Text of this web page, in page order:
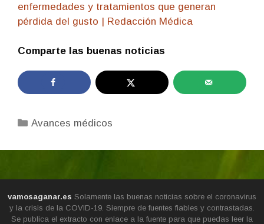
enfermedades y tratamientos que generan
pérdida del gusto | Redacción Médica
Comparte las buenas noticias
Categorías
Avances médicos
vamosaganar.es Solamente las buenas noticias sobre el coronavirus
y la crisis de la COVID-19. Siempre de fuentes fiables y contrastadas.
Se publica el extracto con enlace a la fuente para que puedas leer la